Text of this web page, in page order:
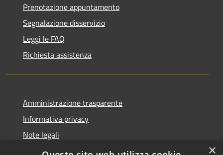
Prenotazione appuntamento
Segnalazione disservizio
Leggi le FAQ
Richiesta assistenza
Amministrazione trasparente
Informativa privacy
Note legali
Dichiarazione di accessibilità
×